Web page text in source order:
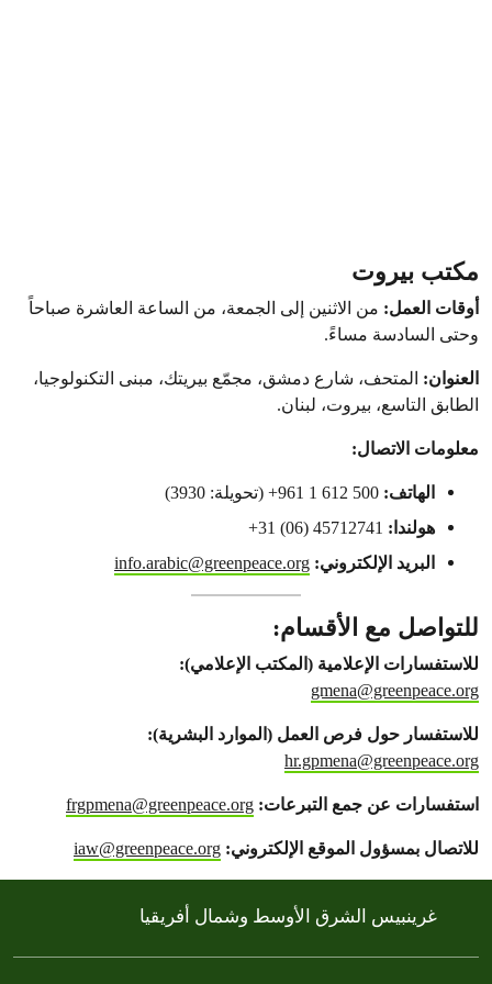
مكتب بيروت
أوقات العمل: من الاثنين إلى الجمعة، من الساعة العاشرة صباحاً
وحتى السادسة مساءً.
العنوان: المتحف، شارع دمشق، مجمّع بيريتك، مبنى التكنولوجيا،
الطابق التاسع، بيروت، لبنان.
معلومات الاتصال:
الهاتف:
هولندا:
البريد الإلكتروني: info.arabic@greenpeace.org
للتواصل مع الأقسام:
للاستفسارات الإعلامية (المكتب الإعلامي):
gmena@greenpeace.org
للاستفسار حول فرص العمل (الموارد البشرية):
hr.gpmena@greenpeace.org
استفسارات عن جمع التبرعات: frgpmena@greenpeace.org
للاتصال بمسؤول الموقع الإلكتروني: iaw@greenpeace.org